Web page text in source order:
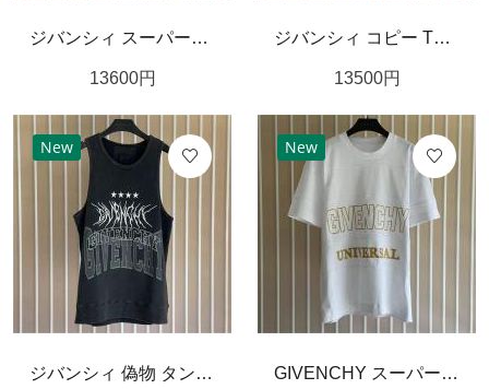
ジバンシィ スーパーコピー Tシャツ 繊細 幻想的 フラワーフォトプリント ブランド ロゴ GIVENCHY
13600円
ジバンシィ コピー Tシャツ Stampa クロス ロゴ バラ 花 オシャレ GIVENCHY
13500円
New
ジバンシィ 偽物 タンクトップ イナズマ ロゴ 刺繡 水洗い処理 レトロ 高品質 GIVENCHY
New
GIVENCHY スーパーコピー Tシャツ ゴールドライン ロゴ 刺繡 綿 ジバンシィ